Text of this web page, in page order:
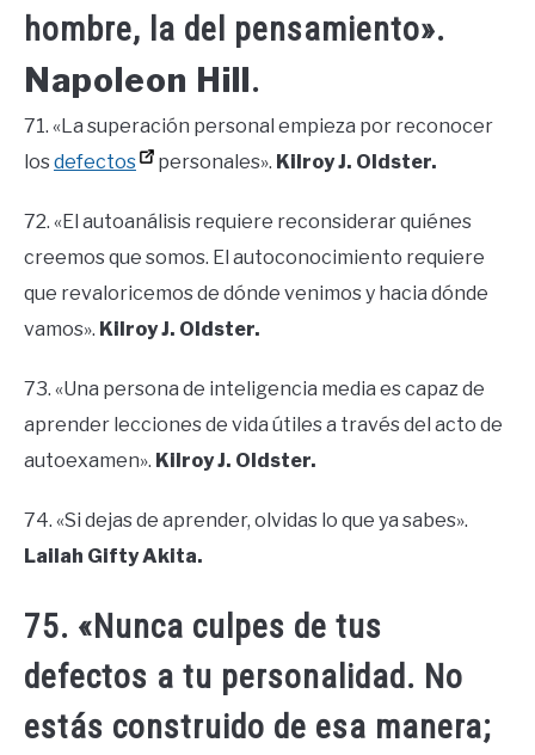
hombre, la del pensamiento».
Napoleon Hill.
71. «La superación personal empieza por reconocer
losdefectos personales». Kilroy J. Oldster.
72. «El autoanálisis requiere reconsiderar quiénes
creemos que somos. El autoconocimiento requiere
que revaloricemos de dónde venimos y hacia dónde
vamos». Kilroy J. Oldster.
73. «Una persona de inteligencia media es capaz de
aprender lecciones de vida útiles a través del acto de
autoexamen». Kilroy J. Oldster.
74. «Si dejas de aprender, olvidas lo que ya sabes».
Lailah Gifty Akita.
75. «Nunca culpes de tus
defectos a tu personalidad. No
estás construido de esa manera;